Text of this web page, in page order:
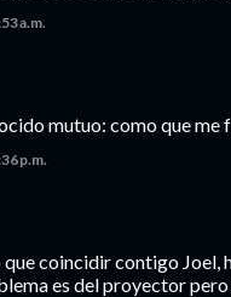
a.m.
mutuo: como que me
p.m.
coincidir contigo Joel,
es del proyector pero